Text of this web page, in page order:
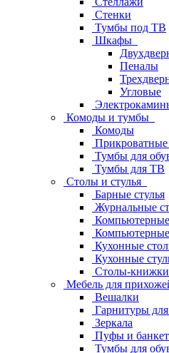
Стенки
Тумбы под ТВ
Шкафы
Пеналы
Угловые
Комоды и тумбы
Комоды
Тумбы для
Тумбы для ТВ
Столы и стулья
Барные стулья
Журнальные
Компьютерные
Кухонные
Кухонные
Столы-книжки
Мебель для
Вешалки
Гарнитуры
Зеркала
Пуфы и
Тумбы для